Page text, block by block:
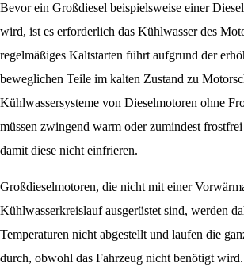
Bevor ein Großdiesel beispielsweise einer
wird, ist es erforderlich das Kühlwasser des
regelmäßiges Kaltstarten führt aufgrund der
beweglichen Teile im kalten Zustand zu
Kühlwassersysteme von Dieselmotoren ohne
müssen zwingend warm oder zumindest
damit diese nicht einfrieren.
Großdieselmotoren, die nicht mit einer
Kühlwasserkreislauf ausgerüstet sind, werden
Temperaturen nicht abgestellt und laufen die
durch, obwohl das Fahrzeug nicht benötigt